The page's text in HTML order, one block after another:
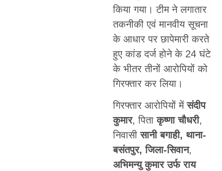
किया गया। टीम ने लगातार
तकनीकी एवं मानवीय सूचना
के आधार पर छापेमारी करते
हुए कांड दर्ज होने के 24 घंटे
के भीतर तीनों आरोपियों को
गिरफ्तार कर लिया।
गिरफ्तार आरोपियों मेंसंदीप
कुमार, पिताकृष्णा चौधरी,
निवासीसानी बगाही, थाना-
बसंतपुर, जिला-सिवान,
अभिमन्यु कुमार उर्फ राय